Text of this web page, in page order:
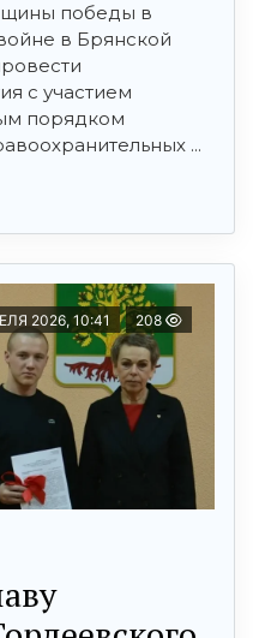
победы в
в Брянской
с участием
порядком
...
2026, 10:41 208